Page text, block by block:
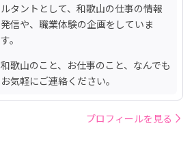
ルタントとして、和歌山の仕事の情報
発信や、職業体験の企画をしていま
す。
和歌山のこと、お仕事のこと、なんでも
お気軽にご連絡ください。
プロフィールを見る